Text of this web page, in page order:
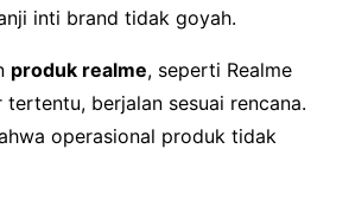
inti brand tidak goyah.
produk realme, seperti Realme
berjalan sesuai rencana.
operasional produk tidak